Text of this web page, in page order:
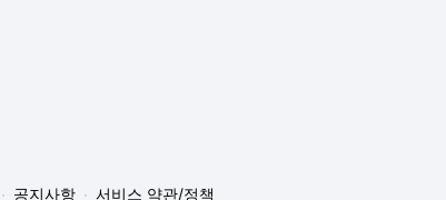
공지사항 서비스 약관/정책